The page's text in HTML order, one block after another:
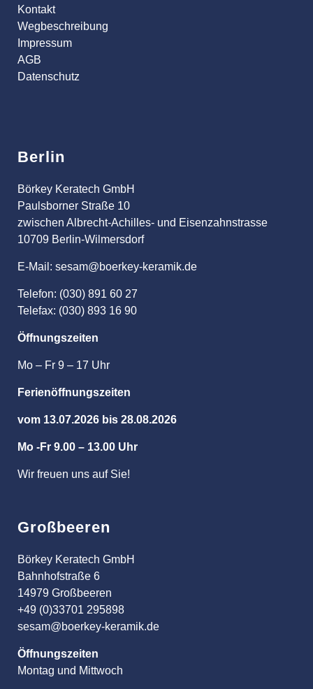
Kontakt
Wegbeschreibung
Impressum
AGB
Datenschutz
Berlin
Börkey Keratech GmbH
Paulsborner Straße 10
zwischen Albrecht-Achilles- und Eisenzahnstrasse
10709 Berlin-Wilmersdorf
E-Mail: sesam@boerkey-keramik.de
Telefon: (030) 891 60 27
Telefax: (030) 893 16 90
Öffnungszeiten
Mo – Fr 9 – 17 Uhr
Ferienöffnungszeiten
vom 13.07.2026 bis 28.08.2026
Mo -Fr 9.00 – 13.00 Uhr
Wir freuen uns auf Sie!
Großbeeren
Börkey Keratech GmbH
Bahnhofstraße 6
14979 Großbeeren
+49 (0)33701 295898
sesam@boerkey-keramik.de
Öffnungszeiten
Montag und Mittwoch